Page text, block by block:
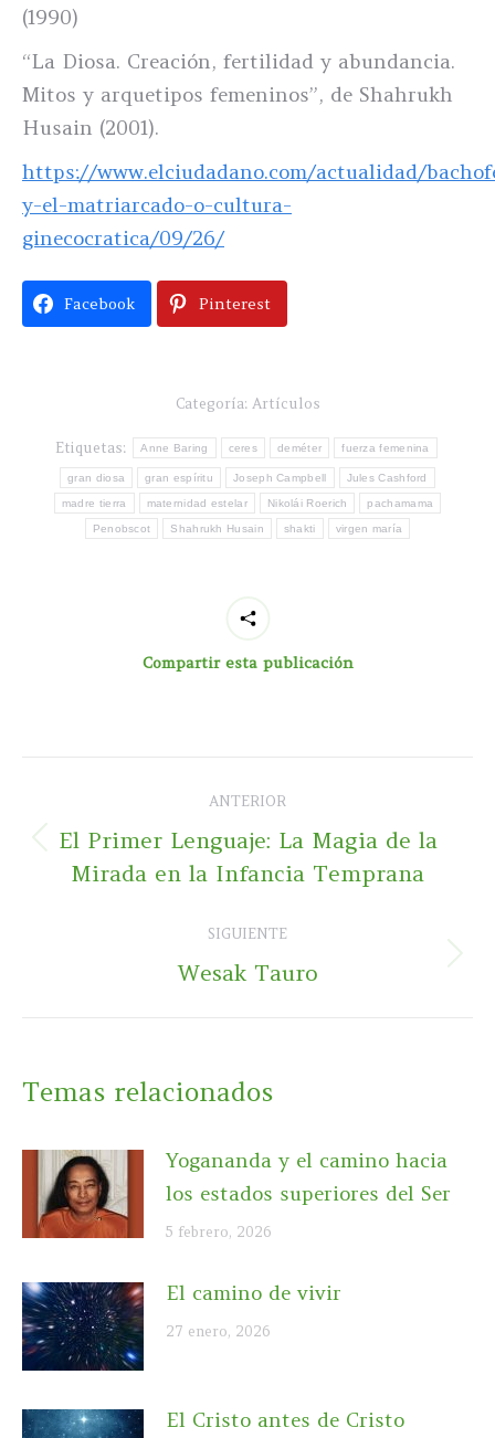
(1990)
“La Diosa. Creación, fertilidad y abundancia.
Mitos y arquetipos femeninos”, de Shahrukh
Husain (2001).
https://www.elciudadano.com/actualidad/
y-el-matriarcado-o-cultura-
ginecocratica/09/26/
Facebook Pinterest
Categoría: Artículos
Etiquetas: Anne Baring ceres deméter fuerza femenina
gran diosa gran espíritu Joseph Campbell Jules Cashford
madre tierra maternidad estelar Nikolái Roerich pachamama
Penobscot Shahrukh Husain shakti virgen maría
Compartir esta publicación
entre
publicaciones
ANTERIOR
Publicación
anterior:
El Primer Lenguaje: La Magia de la
Mirada en la Infancia Temprana
SIGUIENTE
Publicación
Wesak Tauro
Temas relacionados
Yogananda y el camino hacia
los estados superiores del Ser
5 febrero, 2026
El camino de vivir
27 enero, 2026
El Cristo antes de Cristo